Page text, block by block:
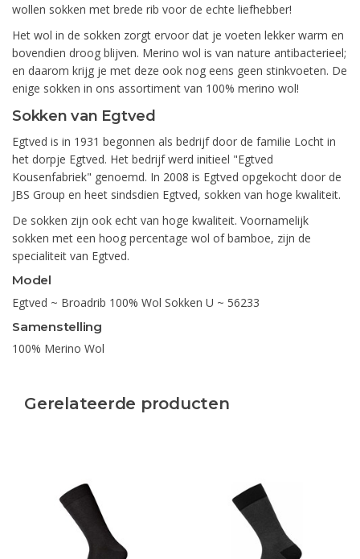
wollen sokken met brede rib voor de echte liefhebber!
Het wol in de sokken zorgt ervoor dat je voeten lekker warm en
bovendien droog blijven. Merino wol is van nature antibacterieel;
en daarom krijg je met deze ook nog eens geen stinkvoeten. De
enige sokken in ons assortiment van 100% merino wol!
Sokken van Egtved
Egtved is in 1931 begonnen als bedrijf door de familie Locht in
het dorpje Egtved. Het bedrijf werd initieel "Egtved
Kousenfabriek" genoemd. In 2008 is Egtved opgekocht door de
JBS Group en heet sindsdien Egtved, sokken van hoge kwaliteit.
De sokken zijn ook echt van hoge kwaliteit. Voornamelijk
sokken met een hoog percentage wol of bamboe, zijn de
specialiteit van Egtved.
Model
Egtved ~ Broadrib 100% Wol Sokken U ~ 56233
Samenstelling
100% Merino Wol
Gerelateerde producten